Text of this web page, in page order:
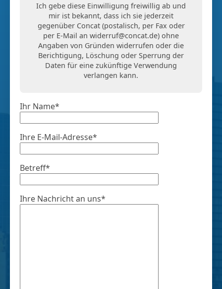
Ich gebe diese Einwilligung freiwillig ab und
mir ist bekannt, dass ich sie jederzeit
gegenüber Concat (postalisch, per Fax oder
per E-Mail an widerruf@concat.de) ohne
Angaben von Gründen widerrufen oder die
Berichtigung, Löschung oder Sperrung der
Daten für eine zukünftige Verwendung
verlangen kann.
Ihr Name*
Ihre E-Mail-Adresse*
Betreff*
Ihre Nachricht an uns*